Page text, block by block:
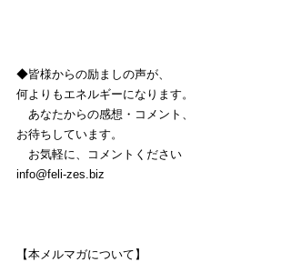
◆皆様からの励ましの声が、
何よりもエネルギーになります。
あなたからの感想・コメント、
お待ちしています。
お気軽に、コメントください
info@feli-zes.biz
【本メルマガについて】